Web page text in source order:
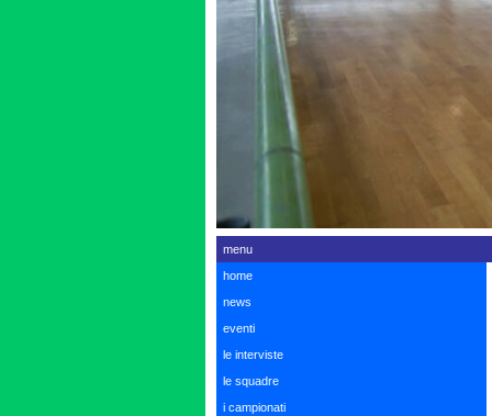
menu
home
news
eventi
le interviste
le squadre
i campionati